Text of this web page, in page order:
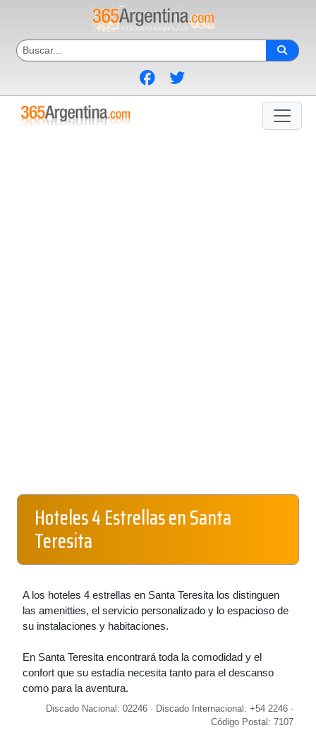
Hoteles 4 Estrellas en Santa
Teresita
A los hoteles 4 estrellas en Santa Teresita los distinguen
las amenitties, el servicio personalizado y lo espacioso de
su instalaciones y habitaciones.
En Santa Teresita encontrará toda la comodidad y el
confort que su estadía necesita tanto para el descanso
como para la aventura.
Discado Nacional: 02246 · Discado Internacional: +54 2246 ·
Código Postal: 7107